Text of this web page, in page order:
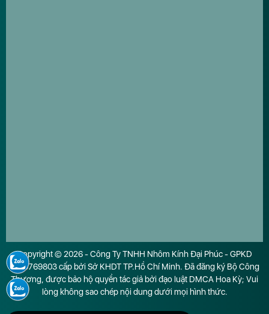
Copyright © 2026 - Công Ty TNHH Nhôm Kính Đại Phúc - GPKD
0316769803 cấp bởi Sở KHDT TP.Hồ Chí Minh. Đã đăng ký Bộ Công
Thương, được bảo hộ quyền tác giả bởi đạo luật DMCA Hoa Kỳ; Vui
lòng không sao chép nội dung dưới mọi hình thức.